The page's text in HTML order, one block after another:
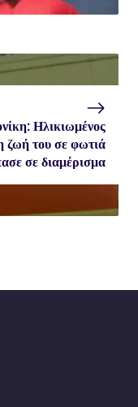
Ηλικιωμένος
ζωή του σε φωτιά
σε διαμέρισμα